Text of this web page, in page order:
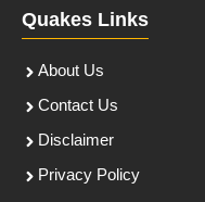
Quakes Links
About Us
Contact Us
Disclaimer
Privacy Policy